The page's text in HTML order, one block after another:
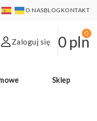
O NASBLOGKONTAKT
Zaloguj się 0 pln
0
Sklep